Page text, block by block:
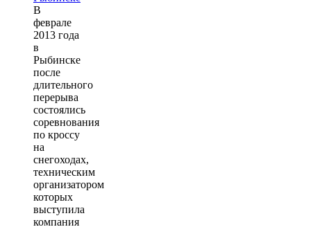
В
феврале
2013 года
в
Рыбинске
после
длительного
перерыва
состоялись
соревнования
по кроссу
на
снегоходах,
техническим
организатором
которых
выступила
компания